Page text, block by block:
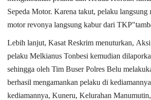
Sepeda Motor. Karena takut, pelaku langsung
motor revonya langsung kabur dari
Lebih lanjut, Kasat Reskrim menuturkan,
pelaku Melkianus Tonbesi kemudian
sehingga oleh Tim Buser Polres Belu
berhasil mengamankan pelaku di
kediamannya, Kuneru, Kelurahan